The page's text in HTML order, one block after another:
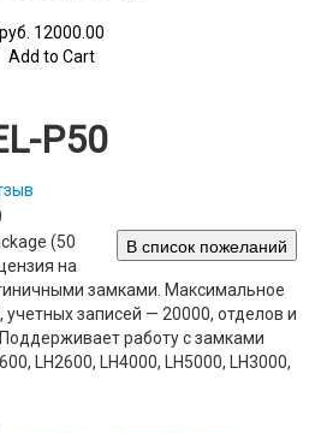
руб. 12000.00
Add to Cart
P50
(50
на
замками. Максимальное
записей — 20000, отделов и
работу с замками
LH2600, LH4000, LH5000, LH3000,